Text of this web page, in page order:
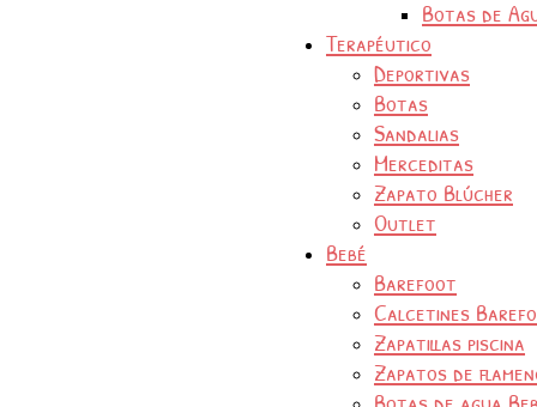
Botas de
Terapéutico
Deportivas
Botas
Sandalias
Merceditas
Zapato Blúcher
Outlet
Bebé
Barefoot
Calcetines
Zapatillas piscina
Zapatos de